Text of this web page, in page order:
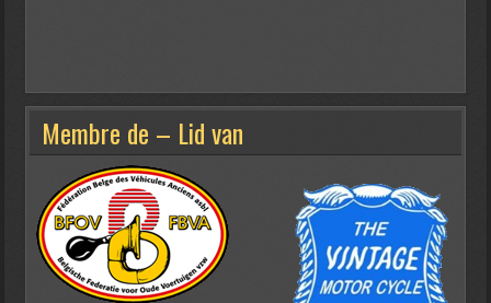
Membre de – Lid van